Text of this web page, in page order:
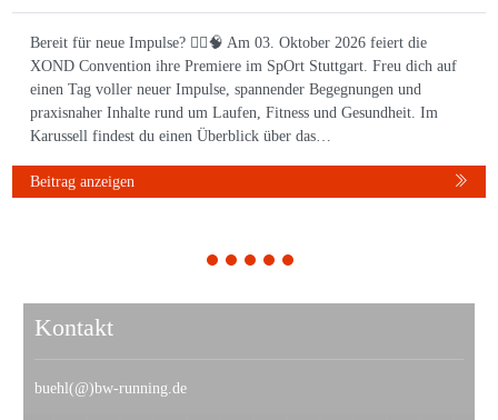
Bereit für neue Impulse? 🏃‍♀️🧠 Am 03. Oktober 2026 feiert die
XOND Convention ihre Premiere im SpOrt Stuttgart. Freu dich auf
einen Tag voller neuer Impulse, spannender Begegnungen und
praxisnaher Inhalte rund um Laufen, Fitness und Gesundheit. Im
Karussell findest du einen Überblick über das…
Beitrag anzeigen
1 2 3 4 5
Kontakt
buehl(@)bw-running.de